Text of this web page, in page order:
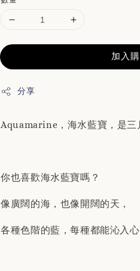
加入
分享
Aquamarine，海水藍寶，是三
你也喜歡海水藍寶嗎？
像廣闊的海，也像開闊的天，
各種色階的藍，每種都能沁入心